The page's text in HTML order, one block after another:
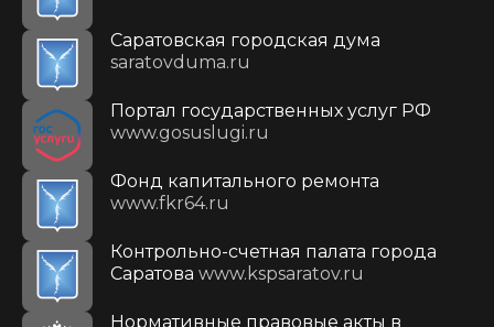
Саратовская городская дума
saratovduma.ru
Портал государственных услуг РФ
www.gosuslugi.ru
Фонд капитального ремонта
www.fkr64.ru
Контрольно-счетная палата города
Саратова www.kspsaratov.ru
Нормативные правовые акты в